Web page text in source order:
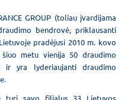
GROUP (toliau įvardijama
bendrovė, priklausanti
pradėjusi 2010 m. kovo
šiuo metu vienija 50 draudimo
ir yra lyderiaujanti draudimo
turi savo filialus 33 Lietuvos